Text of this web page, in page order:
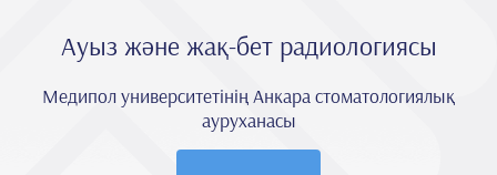
Ауыз және жақ-бет радиологиясы
Медипол университетінің Анкара стоматологиялық
ауруханасы